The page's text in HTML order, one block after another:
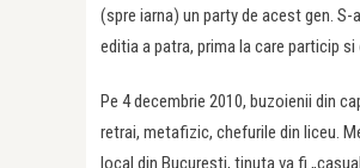
(spre iarna) un party de acest gen. S-
editia a patra, prima la care particip si
Pe 4 decembrie 2010, buzoienii din
retrai, metafizic, chefurile din liceu.
local din Bucuresti, tinuta va fi